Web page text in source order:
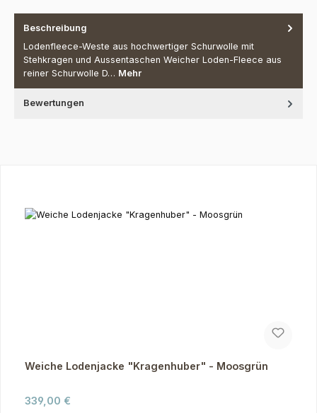
Beschreibung
Lodenfleece-Weste aus hochwertiger Schurwolle mit
Stehkragen und Aussentaschen Weicher Loden-Fleece aus
reiner Schurwolle D… Mehr
Bewertungen
Weiche Lodenjacke "Kragenhuber" - Moosgrün
Regulärer Preis:
339,00 €